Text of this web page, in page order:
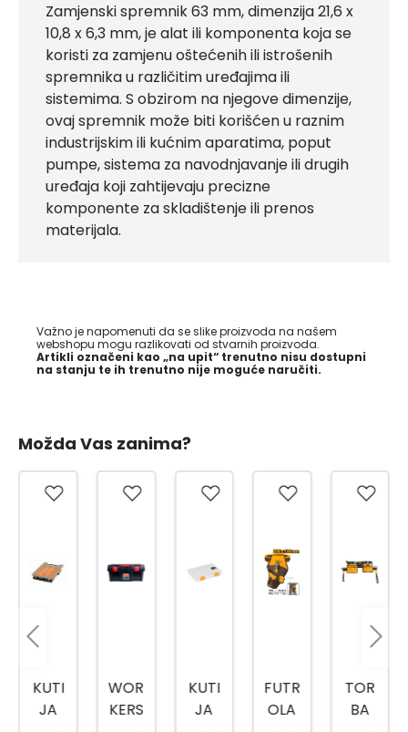
Zamjenski spremnik 63 mm, dimenzija 21,6 x
10,8 x 6,3 mm, je alat ili komponenta koja se
koristi za zamjenu oštećenih ili istrošenih
spremnika u različitim uređajima ili
sistemima. S obzirom na njegove dimenzije,
ovaj spremnik može biti korišćen u raznim
industrijskim ili kućnim aparatima, poput
pumpe, sistema za navodnjavanje ili drugih
uređaja koji zahtijevaju precizne
komponente za skladištenje ili prenos
materijala.
Važno je napomenuti da se slike proizvoda na našem
webshopu mogu razlikovati od stvarnih proizvoda.
Artikli označeni kao „na upit“ trenutno nisu dostupni
na stanju te ih trenutno nije moguće naručiti.
Možda Vas zanima?
KUTI
JA
WOR
KERS
KUTI
JA
FUTR
OLA
TOR
BA